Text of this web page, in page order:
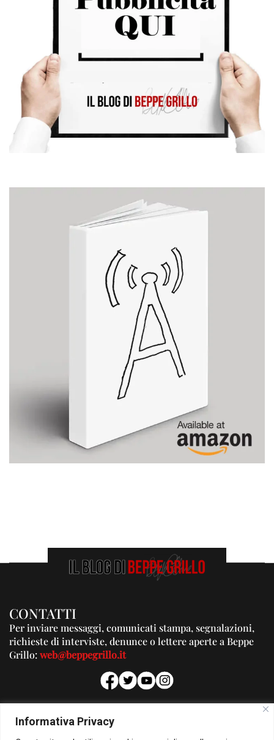
Informativa Privacy
CONTATTI
Per inviare messaggi, comunicati stampa, segnalazioni,
richieste di interviste, denunce o lettere aperte a Beppe
Grillo:web@beppegrillo.it
PUBBLICITA'
Per la tua pubblicità su questo Blog: